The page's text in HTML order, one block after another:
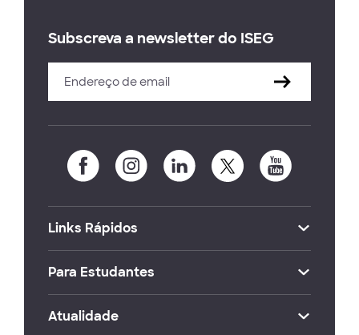
Subscreva a newsletter do ISEG
Links Rápidos
Para Estudantes
Atualidade